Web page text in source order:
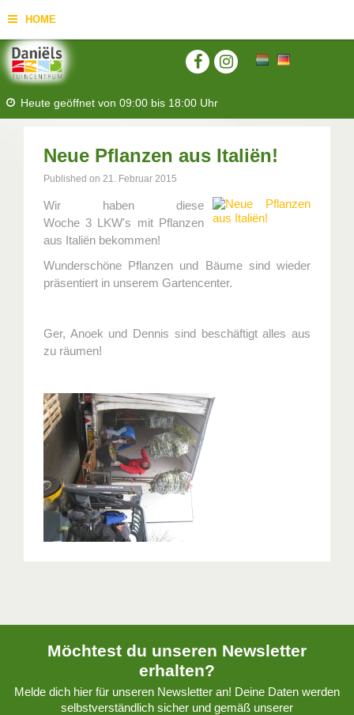
HOME
Heute geöffnet von 09:00 bis 18:00 Uhr
Neue Pflanzen aus Italiën!
Published on 21. Februar 2015
Wir haben diese
Woche 3 LKW's mit Pflanzen
aus Italiën bekommen!
Wunderschöne Pflanzen und Bäume sind wieder
präsentiert in unserem Gartencenter.
Ger, Anoek und Dennis sind beschäftigt alles aus
zu räumen!
Möchtest du unseren Newsletter
erhalten?
Melde dich hier für unseren Newsletter an! Deine Daten werden
selbstverständlich sicher und gemäß unserer